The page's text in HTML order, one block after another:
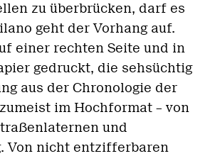
zu überbrücken, darf es
geht der Vorhang auf.
einer rechten Seite und in
gedruckt, die sehsüchtig
aus der Chronologie der
im Hochformat – von
und
Von nicht entzifferbaren